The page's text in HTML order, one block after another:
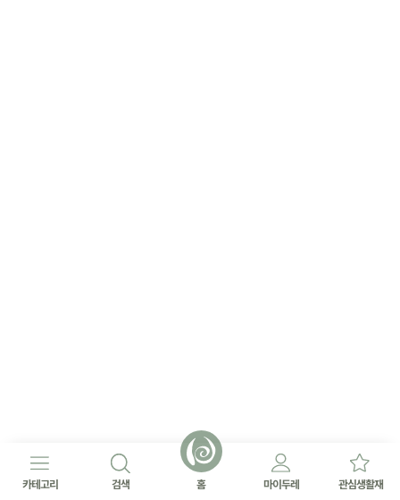
카테고리 검색 홈 마이두레 관심생활재